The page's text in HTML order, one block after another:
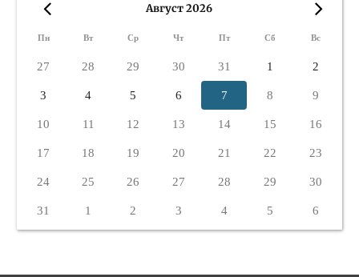
Август 2026
Пн Вт Ср Чт Пт Сб Вс
27 28 29 30 31 1 2
3 4 5 6 7 8 9
10 11 12 13 14 15 16
17 18 19 20 21 22 23
24 25 26 27 28 29 30
31 1 2 3 4 5 6